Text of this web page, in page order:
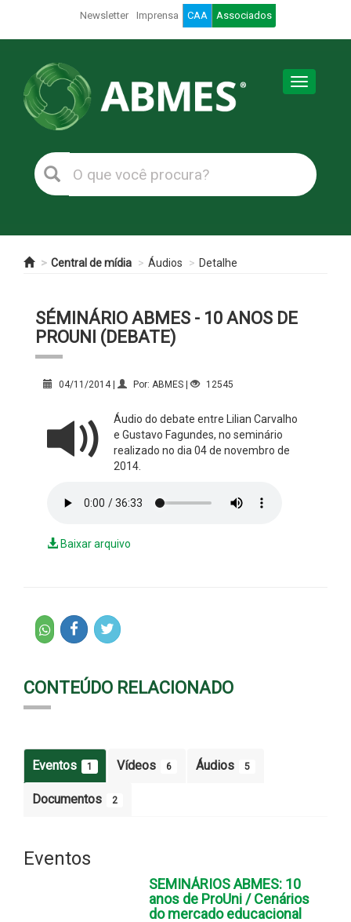
Newsletter Imprensa CAA Associados
Toggle
Central de mídia Áudios Detalhe
SÉMINÁRIO ABMES - 10 ANOS DE
PROUNI (DEBATE)
04/11/2014 | Por: ABMES | 12545
Áudio do debate entre Lilian Carvalho
e Gustavo Fagundes, no seminário
realizado no dia 04 de novembro de
2014.
Baixar arquivo
CONTEÚDO RELACIONADO
Eventos 1 Vídeos 6 Áudios 5
Documentos 2
Eventos
SEMINÁRIOS ABMES: 10
anos de ProUni / Cenários
do mercado educacional